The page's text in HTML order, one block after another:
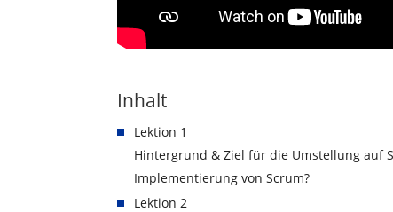
Inhalt
Lektion 1
Hintergrund & Ziel für die Umstellung auf
Implementierung von Scrum?
Lektion 2